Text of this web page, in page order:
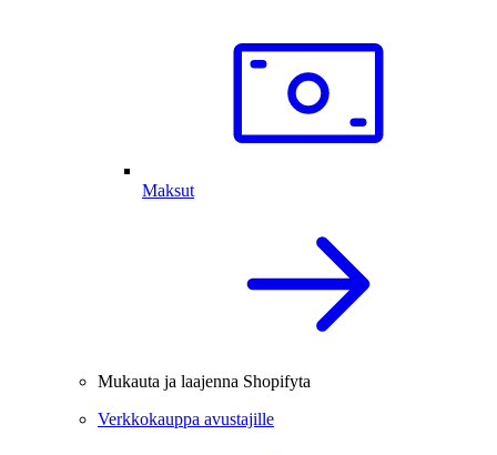
Maksut
Mukauta ja laajenna Shopifyta
Verkkokauppa avustajille